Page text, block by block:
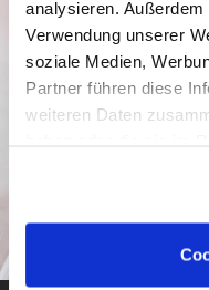
analysieren.
Verwendung unserer
soziale Medien,
Partner führen diese
weiteren Daten